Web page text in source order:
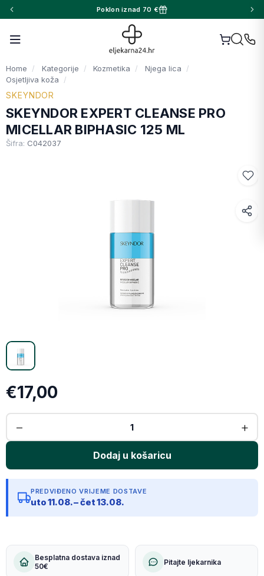
Poklon iznad 70 €
Home Kategorije Kozmetika
Njega lica
Osjetljiva koža
SKEYNDOR
SKEYNDOR EXPERT CLEANSE PRO
MICELLAR BIPHASIC 125 ML
Šifra: C042037
Kopiraj link
€17,00
PREDVIĐENO VRIJEME DOSTAVE
uto 11.08. – čet 13.08.
Besplatna dostava iznad
50€
Pitajte ljekarnika